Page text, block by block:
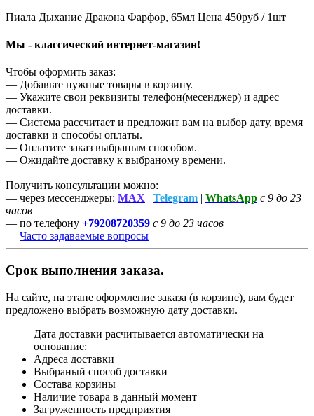
Пиала Дыхание Дракона Фарфор, 65мл Цена 450руб / 1шт
Мы - классический интернет-магазин!
Чтобы оформить заказ:
— Добавьте нужные товары в корзину.
— Укажите свои реквизиты телефон(месенджер) и адрес
доставки.
— Система рассчитает и предложит вам на выбор дату, время
доставки и способы оплаты.
— Оплатите заказ выбраным способом.
— Ожидайте доставку к выбраному времени.
Получить консультации можно:
— через мессенджеры: MAX | Telegram | WhatsApp с 9 до 23
часов
— по телефону +79208720359 с 9 до 23 часов
— Часто задаваемые вопросы
Срок выполнения заказа.
На сайте, на этапе оформление заказа (в корзине), вам будет
предложено выбрать возможную дату доставки.
Дата доставки расчитывается автоматически на
основание:
Адреса доставки
Выбраный способ доставки
Состава корзины
Наличие товара в данный момент
Загруженность предприятия